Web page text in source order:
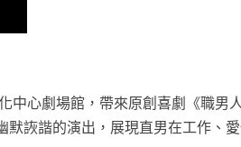
心劇場館，帶來原創喜劇《職男
詼諧的演出，展現直男在工作、